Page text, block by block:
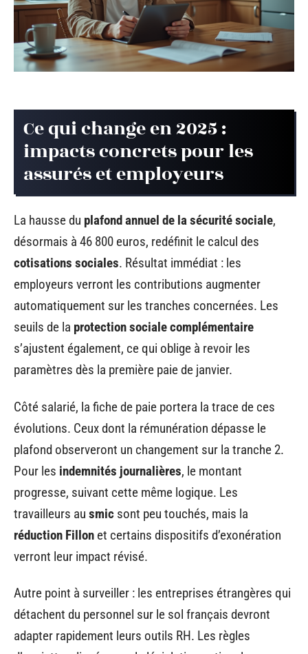
Ce qui change en 2025 :
impacts concrets pour les
assurés et employeurs
La hausse du plafond annuel de la sécurité sociale,
désormais à 46 800 euros, redéfinit le calcul des
cotisations sociales. Résultat immédiat : les
employeurs verront les contributions augmenter
automatiquement sur les tranches concernées. Les
seuils de la protection sociale complémentaire
s’ajustent également, ce qui oblige à revoir les
paramètres dès la première paie de janvier.
Côté salarié, la fiche de paie portera la trace de ces
évolutions. Ceux dont la rémunération dépasse le
plafond observeront un changement sur la tranche 2.
Pour les indemnités journalières, le montant
progresse, suivant cette même logique. Les
travailleurs au smic sont peu touchés, mais la
réduction Fillon et certains dispositifs d’exonération
verront leur impact révisé.
Autre point à surveiller : les entreprises étrangères qui
détachent du personnel sur le sol français devront
adapter rapidement leurs outils RH. Les règles